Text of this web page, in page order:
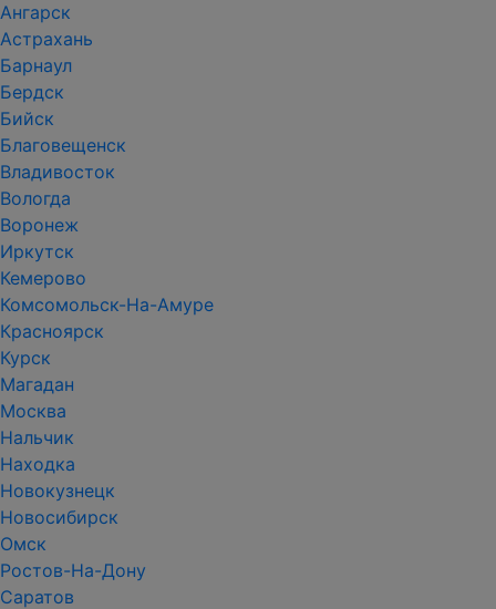
Ангарск
Астрахань
Барнаул
Бердск
Бийск
Благовещенск
Владивосток
Вологда
Воронеж
Иркутск
Кемерово
Комсомольск-На-Амуре
Красноярск
Курск
Магадан
Москва
Нальчик
Находка
Новокузнецк
Новосибирск
Омск
Ростов-На-Дону
Саратов